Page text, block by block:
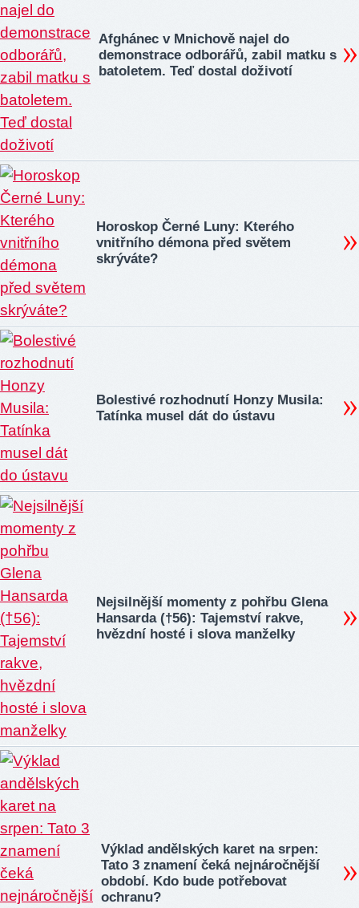
Afghánec v Mnichově najel do
demonstrace odborářů, zabil matku s
batoletem. Teď dostal doživotí
Horoskop Černé Luny: Kterého
vnitřního démona před světem
skrýváte?
Bolestivé rozhodnutí Honzy Musila:
Tatínka musel dát do ústavu
Nejsilnější momenty z pohřbu Glena
Hansarda (†56): Tajemství rakve,
hvězdní hosté i slova manželky
Výklad andělských karet na srpen:
Tato 3 znamení čeká nejnáročnější
období. Kdo bude potřebovat
ochranu?